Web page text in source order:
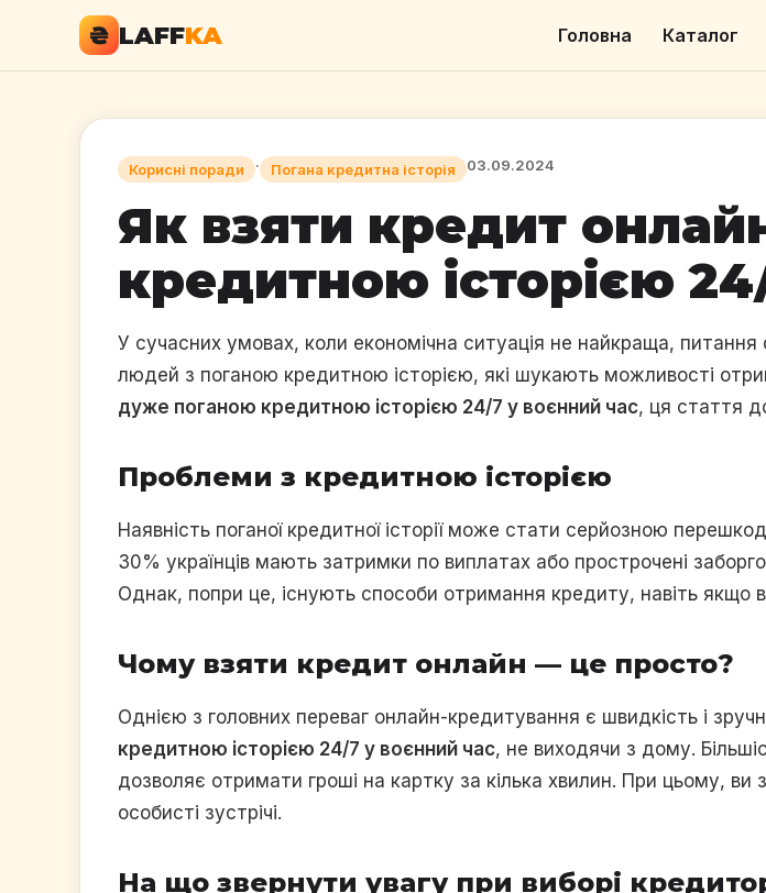
₴ LAFFKA Головна Каталог
Корисні поради · Погана кредитна історія 03.09.2024
Як взяти кредит
кредитною історією
У сучасних умовах, коли економічна ситуація не найкраща,
людей з поганою кредитною історією, які шукають можливості
дуже поганою кредитною історією 24/7 у воєнний час, ця стаття
Проблеми з кредитною історією
Наявність поганої кредитної історії може стати серйозною
30% українців мають затримки по виплатах або прострочені
Однак, попри це, існують способи отримання кредиту, навіть якщо
Чому взяти кредит онлайн — це просто?
Однією з головних переваг онлайн-кредитування є швидкість і
кредитною історією 24/7 у воєнний час, не виходячи з дому.
дозволяє отримати гроші на картку за кілька хвилин. При цьому,
особисті зустрічі.
На що звернути увагу при виборі